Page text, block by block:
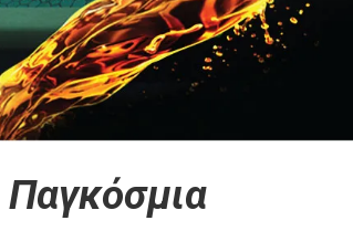
Παγκόσμια